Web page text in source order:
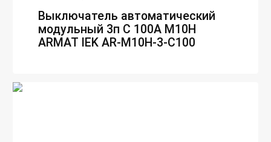
Выключатель автоматический
модульный 3п C 100А M10H
ARMAT IEK AR-M10H-3-C100